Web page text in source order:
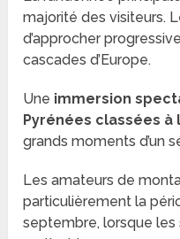
majorité des visiteurs.
d’approcher
cascades d’Europe.
Une immersion
Pyrénées classées à
grands moments d’un
Les amateurs de
particulièrement la
septembre, lorsque